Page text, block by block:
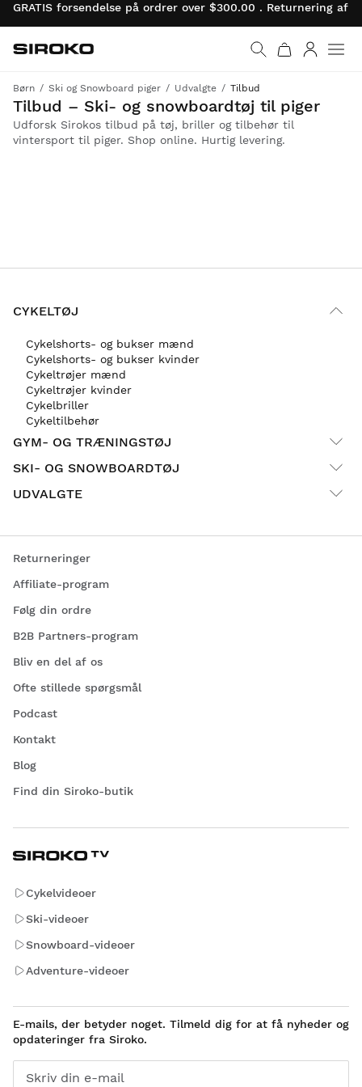
GRATIS forsendelse på ordrer over $300.00 . Returnering
Gå til startsiden
Siroko.com
Børn Ski og Snowboard piger Udvalgte Tilbud
Tilbud – Ski- og snowboardtøj til piger
Fuldend outfittet til dine børns vintersport med tøj, briller og tilbehør fra Siroko på tilbud
Udforsk Sirokos tilbud på tøj, briller og tilbehør til
vintersport til piger. Shop online. Hurtig levering.
CYKELTØJ
Cykelshorts- og bukser mænd
Cykelshorts- og bukser kvinder
Cykeltrøjer mænd
Cykeltrøjer kvinder
Cykelbriller
Cykeltilbehør
GYM- OG TRÆNINGSTØJ
SKI- OG SNOWBOARDTØJ
UDVALGTE
Returneringer
Affiliate-program
Følg din ordre
B2B Partners-program
Bliv en del af os
Ofte stillede spørgsmål
Podcast
Kontakt
Blog
Find din Siroko-butik
Cykelvideoer
Ski-videoer
Snowboard-videoer
Adventure-videoer
E-mails, der betyder noget. Tilmeld dig for at få nyheder og
opdateringer fra Siroko.
Skriv din e-mail